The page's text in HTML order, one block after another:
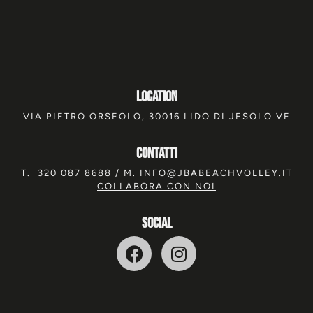
location
VIA PIETRO ORSEOLO, 30016 LIDO DI JESOLO VE
Contatti
T. 320 087 8688 / M. INFO@JBABEACHVOLLEY.IT
COLLABORA CON NOI
SOCIAL